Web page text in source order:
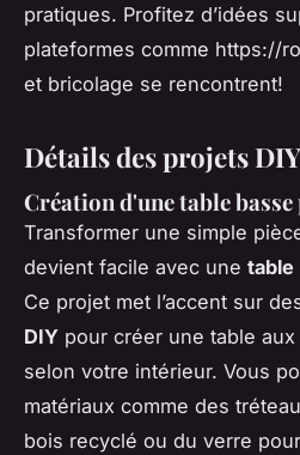
pratiques. Profitez d’idées
plateformes comme https://
et bricolage se rencontrent!
Détails des projets DIY
Création d'une table
Transformer une simple
devient facile avec une table
Ce projet met l’accent sur
DIY pour créer une table
selon votre intérieur. Vous
matériaux comme des
bois recyclé ou du verre